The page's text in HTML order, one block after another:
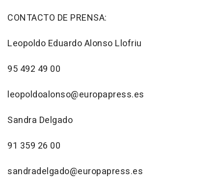
CONTACTO DE PRENSA:
Leopoldo Eduardo Alonso Llofriu
95 492 49 00
leopoldoalonso@europapress.es
Sandra Delgado
91 359 26 00
sandradelgado@europapress.es